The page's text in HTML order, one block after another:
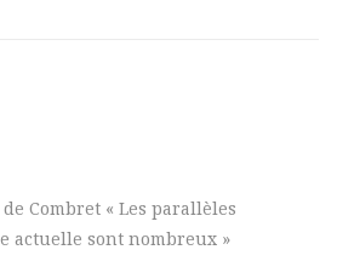
Combret « Les parallèles
actuelle sont nombreux »